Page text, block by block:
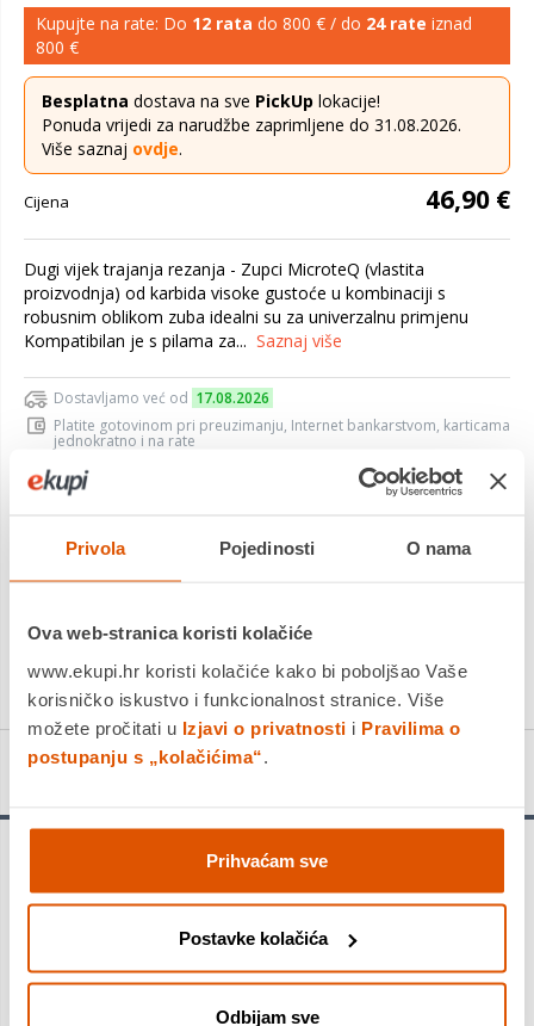
Privola Pojedinosti O nama
Ova web-stranica koristi kolačiće
www.ekupi.hr koristi kolačiće kako bi poboljšao Vaše
korisničko iskustvo i funkcionalnost stranice. Više
možete pročitati u Izjavi o privatnosti i Pravilima o
postupanju s „kolačićima“
Prihvaćam sve
Postavke kolačića
Odbijam sve
Kupujte na rate: Do 12 rata do 800 € / do 24 rate iznad
800 €
Besplatna dostava na sve PickUp lokacije!
Ponuda vrijedi za narudžbe zaprimljene do 31.08.2026.
Više saznaj ovdje.
Cijena 46,90 €
Dugi vijek trajanja rezanja - Zupci MicroteQ (vlastita
proizvodnja) od karbida visoke gustoće u kombinaciji s
robusnim oblikom zuba idealni su za univerzalnu primjenu
Kompatibilan je s pilama za... Saznaj više
Dostavljamo već od 17.08.2026
Platite gotovinom pri preuzimanju, Internet bankarstvom, karticama
jednokratno i na rate
Povrat robe moguć unutar 14 dana
KUPITE ODMAH
Detalji proizvoda
Dugi vijek trajanja rezanja - Zupci MicroteQ (vlastita
proizvodnja) od karbida visoke gustoće u kombinaciji s
robusnim oblikom zuba idealni su za univerzalnu primjenu
Kompatibilan je s pilama za uranjanje i ručnim pilama Ovisno o
Wood listovima kružnih pila s ATB geometrijom zuba
(naizmjenični nagibi na vrhu): s velikim brojem zuba list reže